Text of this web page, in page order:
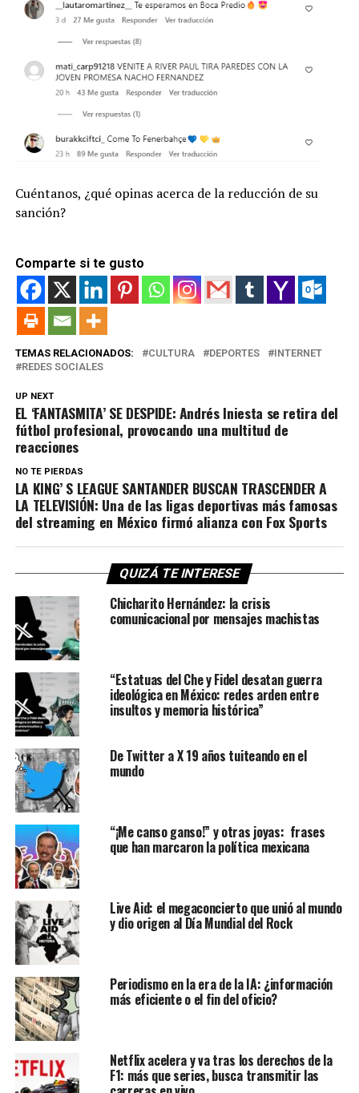
Cuéntanos, ¿qué opinas acerca de la reducción de su
sanción?
Comparte si te gusto
TEMAS RELACIONADOS: CULTURA DEPORTES
INTERNET
REDES SOCIALES
UP NEXT
EL ‘FANTASMITA’ SE DESPIDE: Andrés Iniesta se retira del
fútbol profesional, provocando una multitud de
reacciones
NO TE PIERDAS
LA KING’ S LEAGUE SANTANDER BUSCAN TRASCENDER A
LA TELEVISIÓN: Una de las ligas deportivas más famosas
del streaming en México firmó alianza con Fox Sports
QUIZÁ TE INTERESE
Chicharito Hernández: la crisis
comunicacional por mensajes machistas
“Estatuas del Che y Fidel desatan guerra
ideológica en México: redes arden entre
insultos y memoria histórica”
De Twitter a X 19 años tuiteando en el
mundo
“¡Me canso ganso!” y otras joyas: frases
que han marcaron la política mexicana
Live Aid: el megaconcierto que unió al mundo
y dio origen al Día Mundial del Rock
Periodismo en la era de la IA: ¿información
más eficiente o el fin del oficio?
Netflix acelera y va tras los derechos de la
F1: más que series, busca transmitir las